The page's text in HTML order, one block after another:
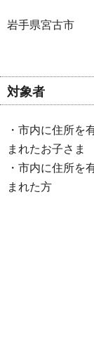
岩手県宮古市
対象者
・市内に住所を
まれたお子さま
・市内に住所を
まれた方